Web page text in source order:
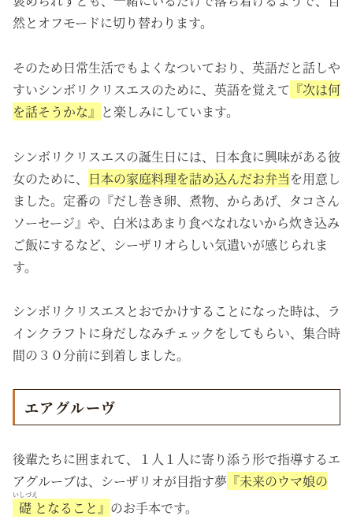
然とオフモードに切り替わります。
そのため日常生活でもよくなついており、英語だと話しや
すいシンボリクリスエスのために、英語を覚えて 『次は何
を話そうかな』 と楽しみにしています。
シンボリクリスエスの誕生日には、日本食に興味がある彼
女のために、
日本の家庭料理を詰め込んだお弁当を用意し
ました。定番の『だし巻き卵、煮物、からあげ、タコさん
ソーセージ』や、白米はあまり食べなれないから炊き込み
ご飯にするなど、シーザリオらしい気遣いが感じられま
す。
シンボリクリスエスとおでかけすることになった時は、ラ
インクラフトに身だしなみチェックをしてもらい、集合時
間の３０分前に到着しました。
エアグルーヴ
後輩たちに囲まれて、１人１人に寄り添う形で指導するエ
アグルーブは、シーザリオが目指す夢 『未来のウマ娘の
礎
いしづえ
となること』 のお手本です。